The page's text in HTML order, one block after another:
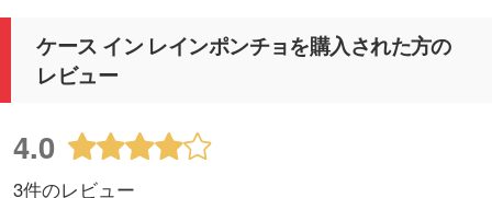
ケース イン レインポンチョを購入された方の
レビュー
4.0
3件のレビュー